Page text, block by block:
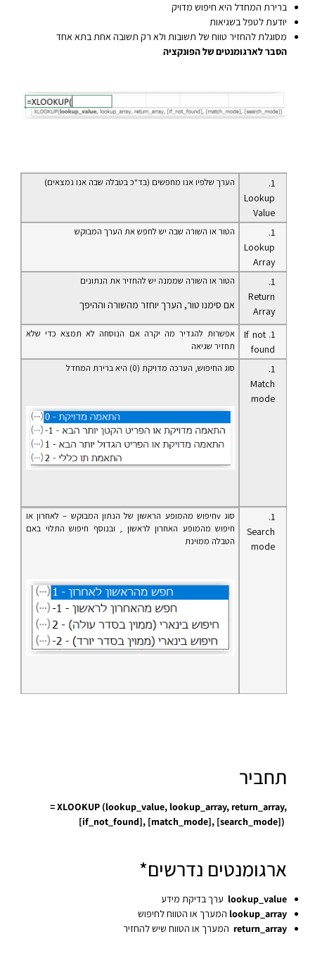
ברירת המחדל היא חיפוש מדויק
יודעת לטפל בשגיאות
מסוגלת להחזיר טווח של תשובות ולא רק תשובה אחת בתא אחד
הסבר לארגומנטים של הפונקציה
Lookup
Value
הערך שלפיו אנו מחפשים (בד"כ בטבלה שבה אנו נמצאים)
Lookup
Array
הטור או השורה שבה יש לחפש את הערך המבוקש
Return
Array
הטור או השורה שממנה יש להחזיר את הנתונים
אם סימנו טור, הערך יוחזר מהשורה וההיפך
If not
found
אפשרות להגדיר מה יקרה אם הנוסחה לא תמצא כדי שלא
תחזיר שגיאה
Match
mode
סוג החיפוש, הערכה מדויקת (0) היא ברירת המחדל
Search
mode
סוג vחיפוש מהמופע הראשון של הנתון המבוקש – לאחרון או
חיפוש מהמופע האחרון לראשון , ובנוסף חיפוש התלוי באם
הטבלה ממוינת
תחביר
= XLOOKUP (lookup_value, lookup_array, return_array,
[if_not_found], [match_mode], [search_mode])
ארגומנטים נדרשים*
lookup_value ערך בדיקת מידע
lookup_array המערך או הטווח לחיפוש
return_array המערך או הטווח שיש להחזיר